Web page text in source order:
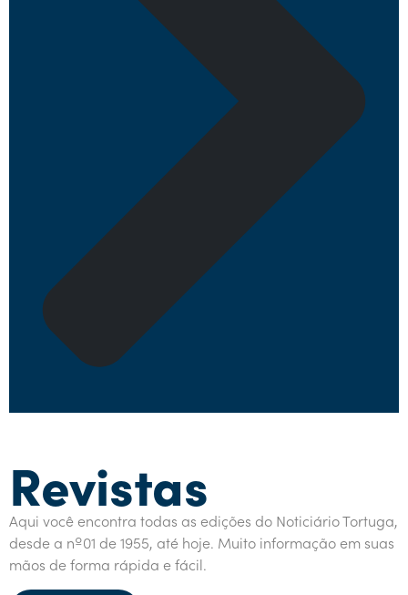
Revistas
Aqui você encontra todas as edições do Noticiário Tortuga,
desde a nº01 de 1955, até hoje. Muito informação em suas
mãos de forma rápida e fácil.